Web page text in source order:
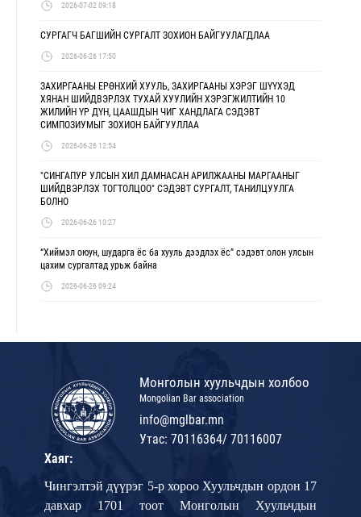
2026-07-02 09:18
СУРГАГЧ БАГШИЙН СУРГАЛТ ЗОХИОН БАЙГУУЛАГДЛАА
2026-06-26 17:50
ЗАХИРГААНЫ ЕРӨНХИЙ ХУУЛЬ, ЗАХИРГААНЫ ХЭРЭГ ШҮҮХЭД
ХЯНАН ШИЙДВЭРЛЭХ ТУХАЙ ХУУЛИЙН ХЭРЭГЖИЛТИЙН 10
ЖИЛИЙН ҮР ДҮН, ЦААШДЫН ЧИГ ХАНДЛАГА СЭДЭВТ
СИМПОЗИУМЫГ ЗОХИОН БАЙГУУЛЛАА
2026-06-26 12:54
"СИНГАПУР УЛСЫН ХИЛ ДАМНАСАН АРИЛЖААНЫ МАРГААНЫГ
ШИЙДВЭРЛЭХ ТОГТОЛЦОО" СЭДЭВТ СУРГАЛТ, ТАНИЛЦУУЛГА
БОЛНО
2026-06-26 10:27
“Хиймэл оюун, шударга ёс ба хууль дээдлэх ёс” сэдэвт олон улсын
цахим сургалтад урьж байна
2026-06-26 09:24
Монголын хуульчдын холбоо
Mongolian Bar association
info@mglbar.mn
Утас: 70116364/ 70116007
Хаяг:
Чингэлтэй дүүрэг 5-р хороо Хуульчдын ордон 17
давхар 1701 тоот Монголын Хуульчдын